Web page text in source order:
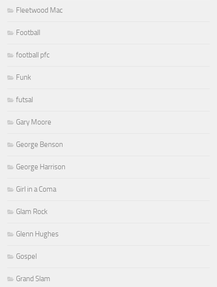
Fleetwood Mac
Football
football pfc
Funk
futsal
Gary Moore
George Benson
George Harrison
Girl in a Coma
Glam Rock
Glenn Hughes
Gospel
Grand Slam